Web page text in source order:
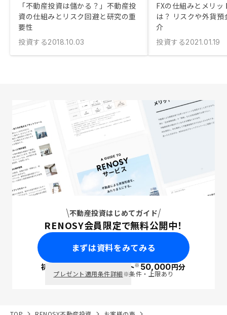
「不動産投資は儲かる？」不動産投
資の仕組みとリスク回避と研究の重
要性
投資する2018.10.03
FXの仕組みとメリ
は？ リスクや外貨
介
投資する2021.01.19
不動産投資はじめてガイド
RENOSY会員限定で無料公開中！
まずは資料をみてみる
初回面談で ポイント※50,000円分
プレゼント適用条件詳細※条件・上限あり